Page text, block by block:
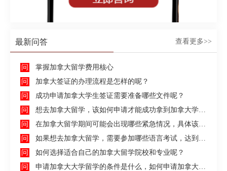
最新问答 查看更多>>
掌握加拿大留学费用核心
加拿大签证的办理流程是怎样的呢？
成功申请加拿大学生签证需要准备哪些文件呢？
想去加拿大留学，该如何申请才能成功拿到加拿大学生签证呢？
在加拿大留学期间可能会出现哪些紧急情况，具体该如何去处理这些紧急情况呢？
如果想去加拿大留学，需要参加哪些语言考试，达到什么水平才能申请呢？
如何选择适合自己的加拿大留学院校和专业呢？
申请加拿大大学留学的条件是什么，如何申请加拿大大学留学，留学的费用及签证申请流程是什么？